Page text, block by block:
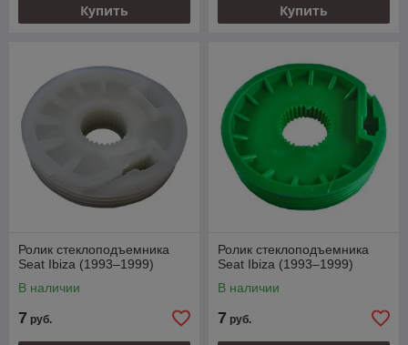
Купить Купить
Ролик стеклоподъемника
Seat Ibiza (1993–1999)
В наличии
7 руб.
Ролик стеклоподъемника
Seat Ibiza (1993–1999)
В наличии
7 руб.